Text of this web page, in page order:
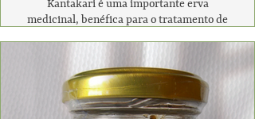
Kantakari é uma importante erva
medicinal, benéfica para o tratamento de
expectorante. Ajuda a liberar o muco das
vias respiratórias e prevenir ataques de
asma.
De acordo com a Ayurveda, tomar